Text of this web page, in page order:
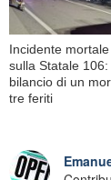
Incidente mortale
sulla Statale 106:
bilancio di un
tre feriti